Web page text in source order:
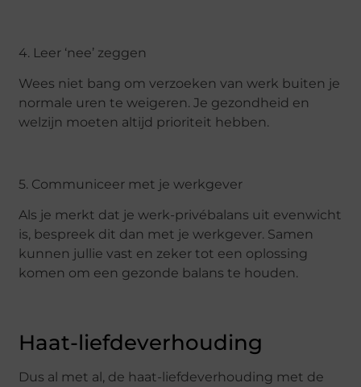
4. Leer ‘nee’ zeggen
Wees niet bang om verzoeken van werk buiten je
normale uren te weigeren. Je gezondheid en
welzijn moeten altijd prioriteit hebben.
5. Communiceer met je werkgever
Als je merkt dat je werk-privébalans uit evenwicht
is, bespreek dit dan met je werkgever. Samen
kunnen jullie vast en zeker tot een oplossing
komen om een gezonde balans te houden.
Haat-liefdeverhouding
Dus al met al, de haat-liefdeverhouding met de